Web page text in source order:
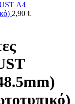
Α4
2,90 €